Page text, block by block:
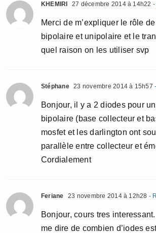
KHEMIRI 27 décembre 2014 à 14h22
Merci de m’expliquer le rôle
bipolaire et unipolaire et le
quel raison on les utiliser svp
Stéphane 23 novembre 2014 à 15h57
Bonjour, il y a 2 diodes pour
bipolaire (base collecteur et
mosfet et les darlington ont
parallèle entre collecteur et
Cordialement
Feriane 23 novembre 2014 à 12h28 -
Bonjour, cours tres
me dire de combien d’iodes